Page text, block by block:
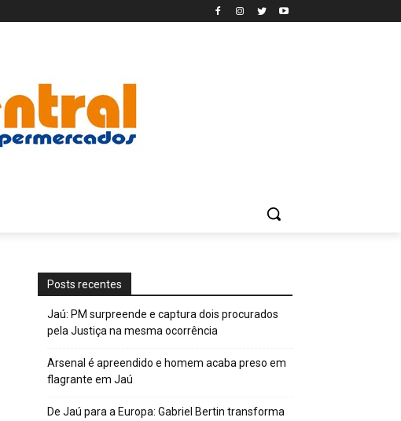
Posts recentes
Jaú: PM surpreende e captura dois procurados
pela Justiça na mesma ocorrência
Arsenal é apreendido e homem acaba preso em
flagrante em Jaú
De Jaú para a Europa: Gabriel Bertin transforma